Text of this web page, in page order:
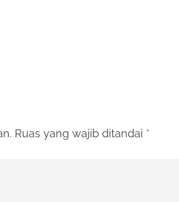
Ruas yang wajib ditandai *